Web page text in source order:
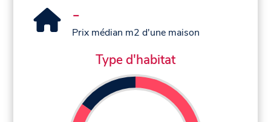
-
Prix médian m2 d'une maison
Type d'habitat